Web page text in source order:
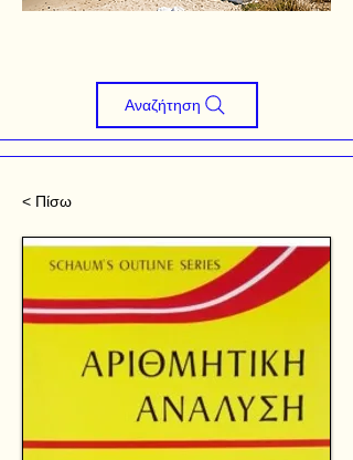
Αναζήτηση
< Πίσω